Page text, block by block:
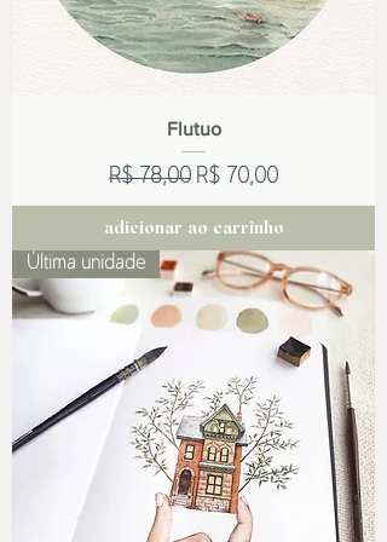
Flutuo
Preço normal
R$ 78,00 Preço promocional
R$ 70,00
adicionar ao carrinho
Última unidade